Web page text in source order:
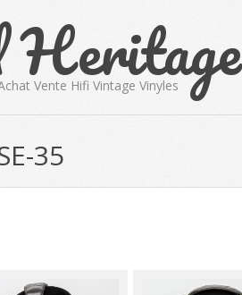
Heritage
Vente Hifi Vintage Vinyles
35